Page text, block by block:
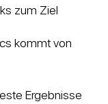
zum Ziel
kommt von
Ergebnisse